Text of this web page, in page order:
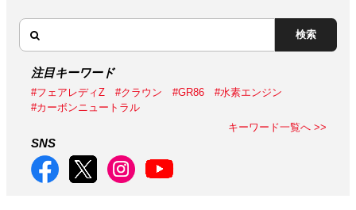
検索
注目キーワード
#フェアレディZ #クラウン #GR86
#水素エンジン
#カーボンニュートラル
キーワード一覧へ >>
SNS